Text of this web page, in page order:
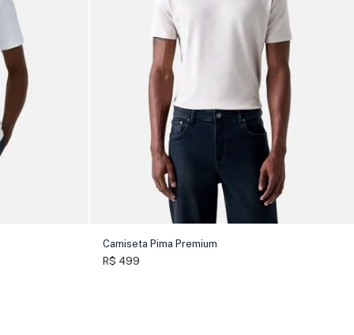
Camiseta Pima Premium
R$ 499